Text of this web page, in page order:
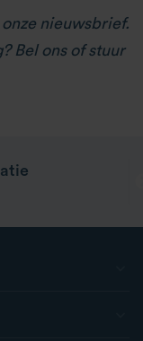
nieuwsbrief.
Bel ons of stuur